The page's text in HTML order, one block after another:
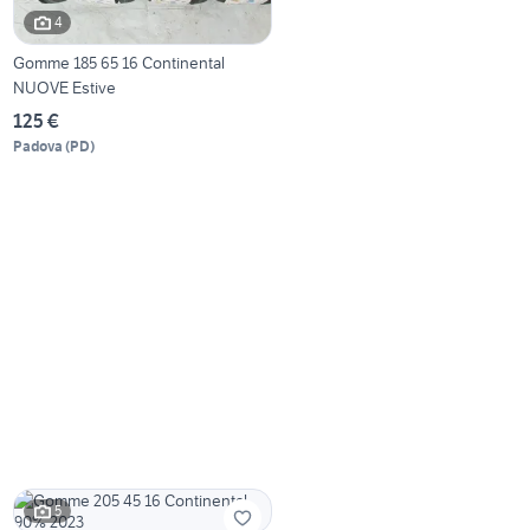
4
Gomme 185 65 16 Continental
NUOVE Estive
125 €
Padova (PD)
5